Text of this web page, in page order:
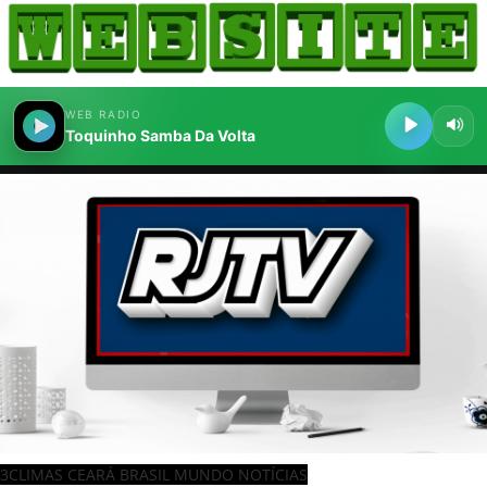
3CLIMAS CEARÁ BRASIL MUNDO NOTÍCIAS
BLOGS & COLUNAS